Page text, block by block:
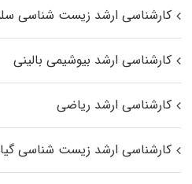
کارشناسی ارشد زیست شناسی
کارشناسی ارشد بیوشیمی بالینی
کارشناسی ارشد ریاضی
کارشناسی ارشد زیست‌ شناسی